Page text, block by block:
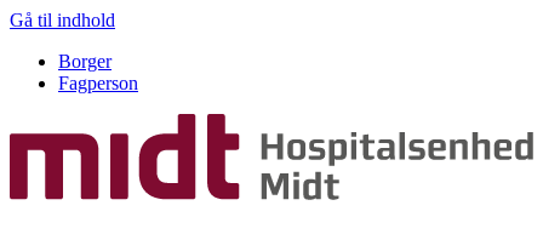
Gå til indhold
Borger
Fagperson